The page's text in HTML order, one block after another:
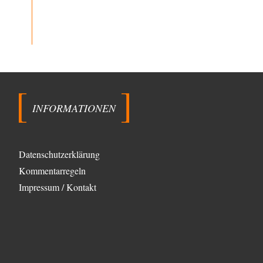
liegen Sie falsch. Und warum? Erstens, weil der…
vor 5 Stunden zu:
Die Revolution, die nie scheiterte
Es gibt 3 Arten von Freiheit: die geistige ,die seelische
Erzengelin
Leihmutterschaft als Zweig des
Transhumanismus
wahrscheinlich hat das alles keinen zweck mehr,…
INFORMATIONEN
Datenschutzerklärung
Kommentarregeln
Impressum / Kontakt